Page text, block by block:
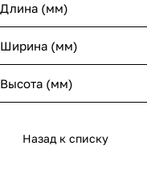
Длина (мм)
Ширина (мм)
Высота (мм)
Назад к списку